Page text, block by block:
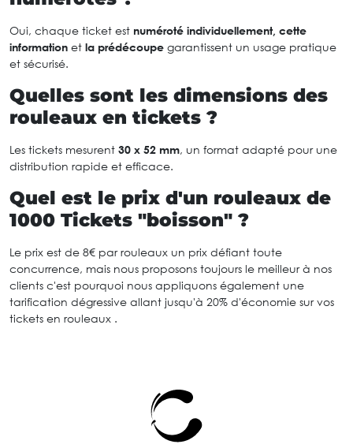
Oui, chaque ticket est numéroté individuellement, cette
information et la prédécoupe garantissent un usage pratique
et sécurisé.
Quelles sont les dimensions des
rouleaux en tickets ?
Les tickets mesurent 30 x 52 mm, un format adapté pour une
distribution rapide et efficace.
Quel est le prix d'un rouleaux de
1000 Tickets "boisson" ?
Le prix est de 8€ par rouleaux un prix défiant toute
concurrence, mais nous proposons toujours le meilleur à nos
clients c'est pourquoi nous appliquons également une
tarification dégressive allant jusqu'à 20% d'économie sur vos
tickets en rouleaux .